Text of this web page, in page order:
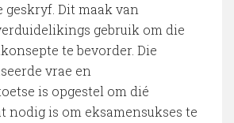
geskryf. Dit maak van
gebruik om die
te bevorder. Die
vrae en
is opgestel om dié
nodig is om eksamensukses te